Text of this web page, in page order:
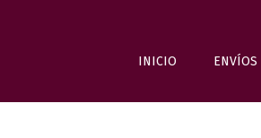
INICIO ENVÍOS